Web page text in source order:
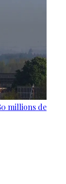
millions de